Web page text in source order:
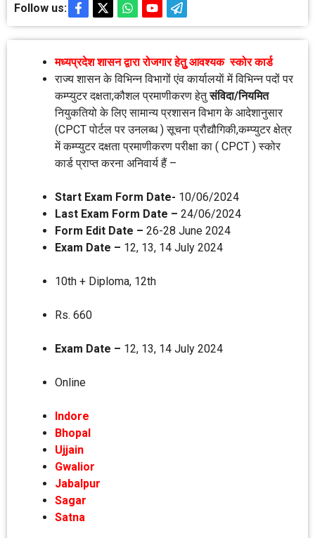
Follow us:
मध्‍यप्रदेश शासन द्वारा रोजगार हेतुु आवश्‍यक स्‍कोर कार्ड
राज्‍य शासन के विभिन्‍न विभागों एंव कार्यालयाें में विभिन्‍न पदों पर
कम्‍प्‍युटर दक्षता;कौशल प्रमाणीकरण हेतुसंविदा/नियमित
नियुकतियो के लिए सामान्‍य प्रशासन विभाग के आदेशानुसार
(CPCT पोर्टल पर उनलब्‍ध ) सूचना प्रौद्यौगिकी,कम्‍प्‍युटर क्षेत्र
में कम्‍प्‍युटर दक्षता प्रमाणीकरण परीक्षा का ( CPCT ) स्‍कोर
कार्ड प्राप्‍त करना अनिवार्य हैं –
Start Exam Form Date- 10/06/2024
Last Exam Form Date – 24/06/2024
Form Edit Date – 26-28 June 2024
Exam Date – 12, 13, 14 July 2024
10th + Diploma, 12th
Rs. 660
Exam Date – 12, 13, 14 July 2024
Online
Indore
Bhopal
Ujjain
Gwalior
Jabalpur
Sagar
Satna